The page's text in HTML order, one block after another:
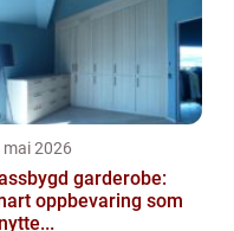
mai 2026
garderobe:
oppbevaring som